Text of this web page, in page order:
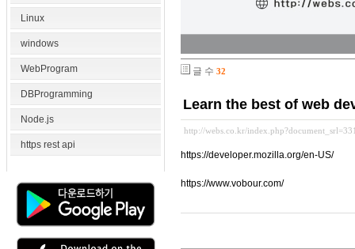
Linux
windows
WebProgram
DBProgramming
Node.js
https rest api
글 수 32
Learn the best of web
http://webs.co.kr/
https://developer.mozilla.org/en-US/
https://www.vobour.com/